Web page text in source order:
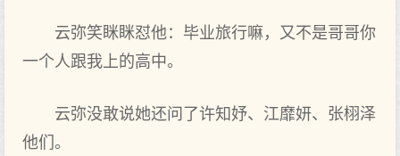
云弥笑眯眯怼他：毕业旅行嘛，又不是哥哥你
一个人跟我上的高中。
云弥没敢说她还问了许知妤、江靡妍、张栩泽
他们。